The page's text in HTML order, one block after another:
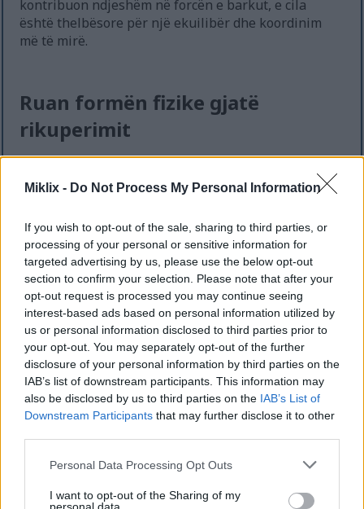
Miklix - Do Not Process My Personal Information
If you wish to opt-out of the sale, sharing to third parties, or
processing of your personal or sensitive information for
targeted advertising by us, please use the below opt-out
section to confirm your selection. Please note that after your
opt-out request is processed you may continue seeing
interest-based ads based on personal information utilized by
us or personal information disclosed to third parties prior to
your opt-out. You may separately opt-out of the further
disclosure of your personal information by third parties on the
IAB’s list of downstream participants. This information may
also be disclosed by us to third parties on the IAB’s List of
Downstream Participants that may further disclose it to other
Please note that this website/app uses one or more Google
not limited to your visit or usage behaviour. You may click to
Personal Data Processing Opt Outs
I want to opt-out of the Sharing of my
kontribuon ndjeshëm në forcën e barkut, e cila
është thelbësore për një ekuilibër dhe koordinim
më të mirë.
Ruan formën fizike gjatë
rikuperimit
Stërvitja eliptike është një mjet kyç për të mbajtur
formën fizike gjatë rikuperimit nga lëndimet. Është
duke zvogëluar stresin në zonat e dëmtuara. Kjo
është jetike për ata që po rikuperohen nga
operacioni ose lëndime të tjera, duke ndihmuar në
rindërtimin e forcës dhe përmirësimin e
lëvizshmërisë në mënyrë të sigurt.
Shumë njerëz i gjejnë makinat eliptike të dobishme
në stërvitjet e tyre të rikuperimit. Lëvizja e lëmuar e
pedaleve imiton lëvizjen natyrale, duke e bërë më të
lehtë stërvitjen pa rrezikuar lëndime të mëtejshme.
Kjo e bën atë një mundësi të shkëlqyer për ata që
duan të qëndrojnë aktivë gjatë rikuperimit.
Përmirëson shëndetin